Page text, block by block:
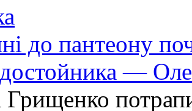
до пантеону
—